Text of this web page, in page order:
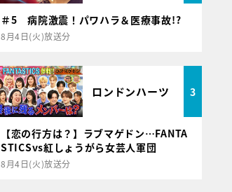
＃5 病院激震！パワハラ＆医療事故!?
8月4日(火)放送分
ロンドンハーツ 3
【恋の行方は？】ラブマゲドン…FANTA
STICSvs紅しょうがら女芸人軍団
8月4日(火)放送分